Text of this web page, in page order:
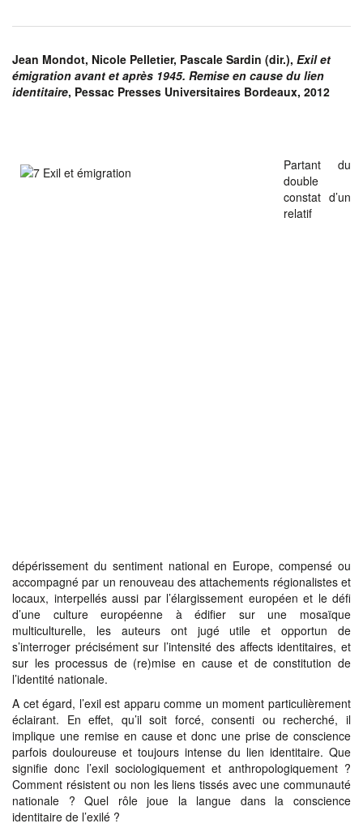
Jean Mondot, Nicole Pelletier, Pascale Sardin (dir.), Exil et
émigration avant et après 1945. Remise en cause du lien
identitaire, Pessac Presses Universitaires Bordeaux, 2012
Partant du
double
constat d’un
relatif
dépérissement du sentiment national en Europe, compensé ou
accompagné par un renouveau des attachements régionalistes et
locaux, interpellés aussi par l’élargissement européen et le défi
d’une culture européenne à édifier sur une mosaïque
multiculturelle, les auteurs ont jugé utile et opportun de
s’interroger précisément sur l’intensité des affects identitaires, et
sur les processus de (re)mise en cause et de constitution de
l’identité nationale.
A cet égard, l’exil est apparu comme un moment particulièrement
éclairant. En effet, qu’il soit forcé, consenti ou recherché, il
implique une remise en cause et donc une prise de conscience
parfois douloureuse et toujours intense du lien identitaire. Que
signifie donc l’exil sociologiquement et anthropologiquement ?
Comment résistent ou non les liens tissés avec une communauté
nationale ? Quel rôle joue la langue dans la conscience
identitaire de l’exilé ?